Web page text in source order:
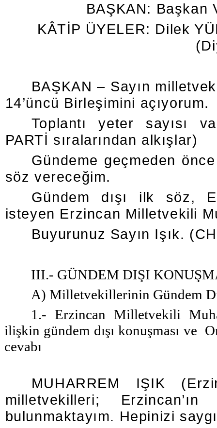
BAŞKAN: Başkan
KÂTİP ÜYELER: Dilek
BAŞKAN – Sayın
14’üncü Birleşimini açıyorum.
Toplantı yeter sayısı
PARTİ sıralarından alkışlar)
Gündeme geçmeden
söz vereceğim.
Gündem dışı ilk söz,
isteyen Erzincan Milletvekili
Buyurunuz Sayın Işık.
III.- GÜNDEM DIŞI
A) Milletvekillerinin Gündem
1.- Erzincan Milletvekili
ilişkin gündem dışı konuşması ve
cevabı
MUHARREM IŞIK
milletvekilleri;
bulunmaktayım. Hepinizi